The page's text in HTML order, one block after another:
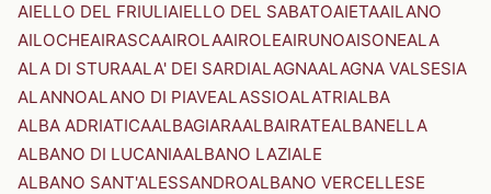
AIELLO DEL FRIULIAIELLO DEL SABATOAIETAAILANO
AILOCHEAIRASCAAIROLAAIROLEAIRUNOAISONEALA
ALA DI STURAALA' DEI SARDIALAGNAALAGNA VALSESIA
ALANNOALANO DI PIAVEALASSIOALATRIALBA
ALBA ADRIATICAALBAGIARAALBAIRATEALBANELLA
ALBANO DI LUCANIAALBANO LAZIALE
ALBANO SANT'ALESSANDROALBANO VERCELLESE